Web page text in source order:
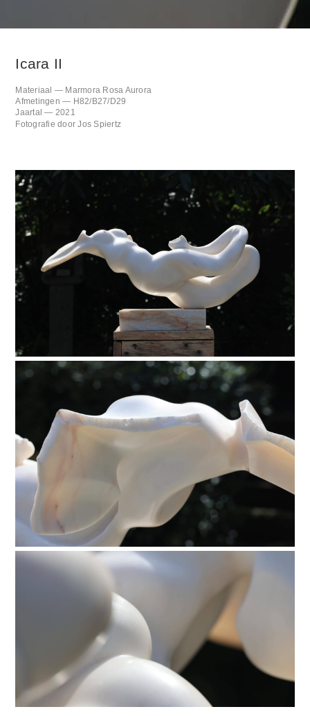
Icara II
Materiaal — Marmora Rosa Aurora
Afmetingen — H82/B27/D29
Jaartal — 2021
Fotografie door Jos Spiertz